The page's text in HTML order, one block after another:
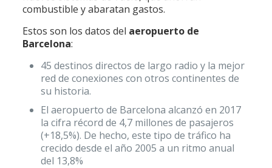
combustible y abaratan gastos.
Estos son los datos del aeropuerto de
Barcelona:
45 destinos directos de largo radio y la mejor
red de conexiones con otros continentes de
su historia.
El aeropuerto de Barcelona alcanzó en 2017
la cifra récord de 4,7 millones de pasajeros
(+18,5%). De hecho, este tipo de tráfico ha
crecido desde el año 2005 a un ritmo anual
del 13,8%